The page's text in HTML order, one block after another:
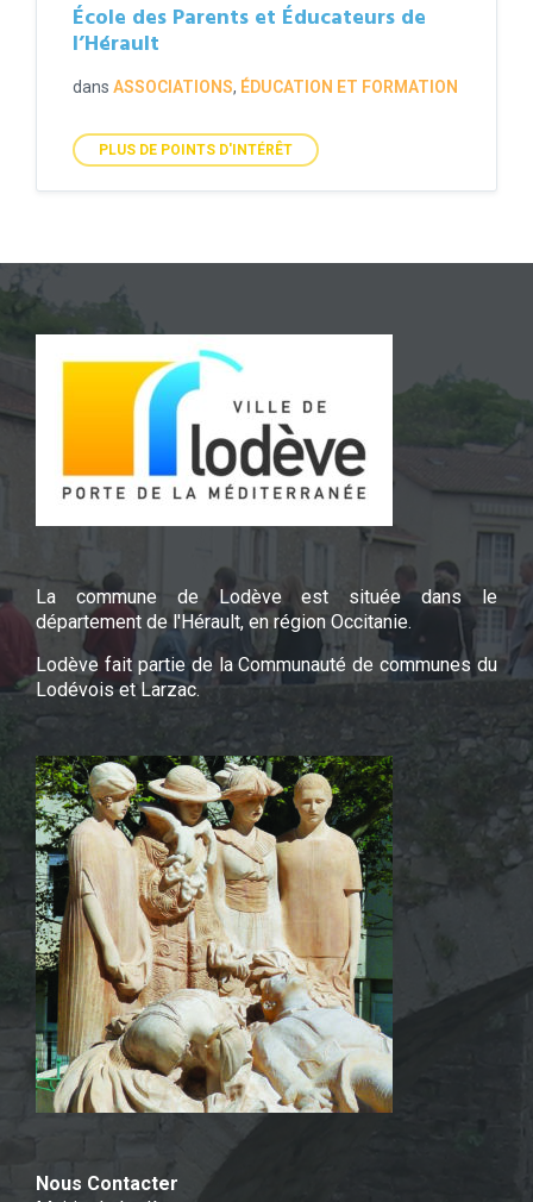
École des Parents et Éducateurs de
l’Hérault
dans ASSOCIATIONS, ÉDUCATION ET FORMATION
PLUS DE POINTS D'INTÉRÊT
La commune de Lodève est située dans le
département de l'Hérault, en région Occitanie.
Lodève fait partie de la Communauté de communes du
Lodévois et Larzac.
Nous Contacter